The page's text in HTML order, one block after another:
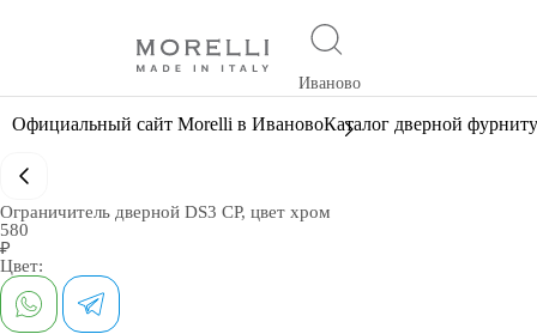
Иваново
Официальный сайт Morelli в ИвановоКаталог дверной
Ограничитель дверной DS3 CP, цвет хром
580
₽
Цвет: